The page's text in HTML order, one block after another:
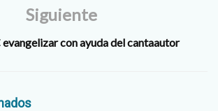
Siguiente
con ayuda del cantaautor